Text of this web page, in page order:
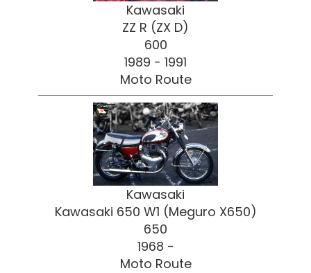
Kawasaki
ZZ R (ZX D)
600
1989 - 1991
Moto Route
Kawasaki
Kawasaki 650 W1 (Meguro X650)
650
1968 -
Moto Route